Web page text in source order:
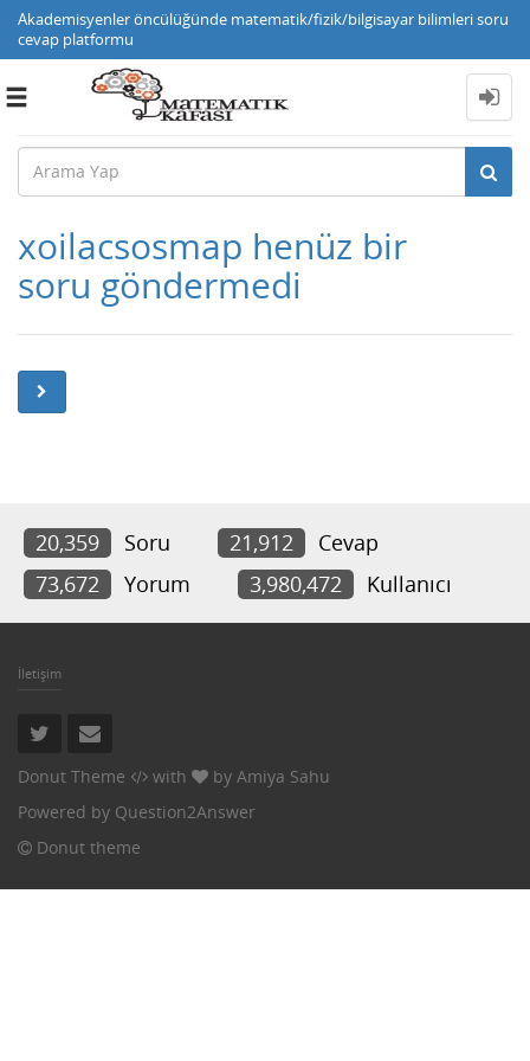
Akademisyenler öncülüğünde matematik/fizik/bilgisayar bilimleri soru
cevap platformu
Toggle
xoilacsosmap henüz bir
soru göndermedi
20,359 Soru 21,912
Cevap
73,672
Yorum 3,980,472 Kullanıcı
İletişim
Donut Theme with by Amiya Sahu
Powered by Question2Answer
Donut theme